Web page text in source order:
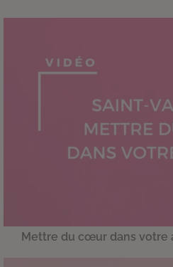
Mettre du cœur dans votre